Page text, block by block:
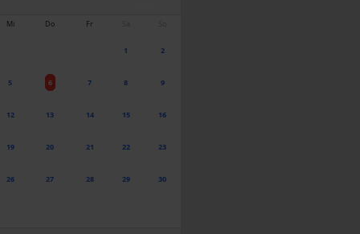
Mi Do Fr
1 2
5 6 7 8 9
12 13 14 15 16
19 20 21 22 23
26 27 28 29 30